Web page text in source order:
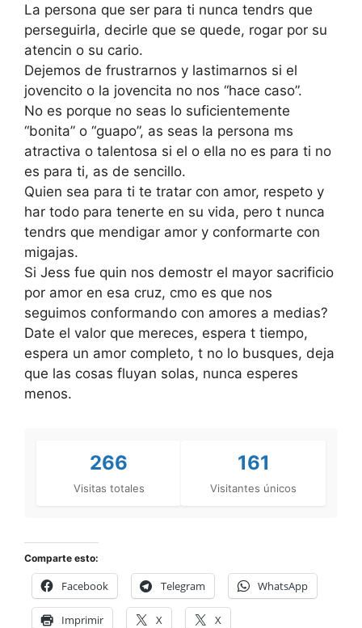
La persona que ser para ti nunca tendrs que
perseguirla, decirle que se quede, rogar por su
atencin o su cario.
Dejemos de frustrarnos y lastimarnos si el
jovencito o la jovencita no nos “hace caso”.
No es porque no seas lo suficientemente
“bonita” o “guapo”, as seas la persona ms
atractiva o talentosa si el o ella no es para ti no
es para ti, as de sencillo.
Quien sea para ti te tratar con amor, respeto y
har todo para tenerte en su vida, pero t nunca
tendrs que mendigar amor y conformarte con
migajas.
Si Jess fue quin nos demostr el mayor sacrificio
por amor en esa cruz, cmo es que nos
seguimos conformando con amores a medias?
Date el valor que mereces, espera t tiempo,
espera un amor completo, t no lo busques, deja
que las cosas fluyan solas, nunca esperes
menos.
266
Visitas totales
161
Visitantes únicos
Comparte esto:
Facebook Telegram WhatsApp
Imprimir X X